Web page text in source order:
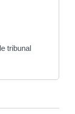
tribunal